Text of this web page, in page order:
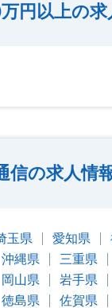
円以上の
信の求人情
玉県 愛知県
沖縄県 三重県
岡山県 岩手県
徳島県 佐賀県